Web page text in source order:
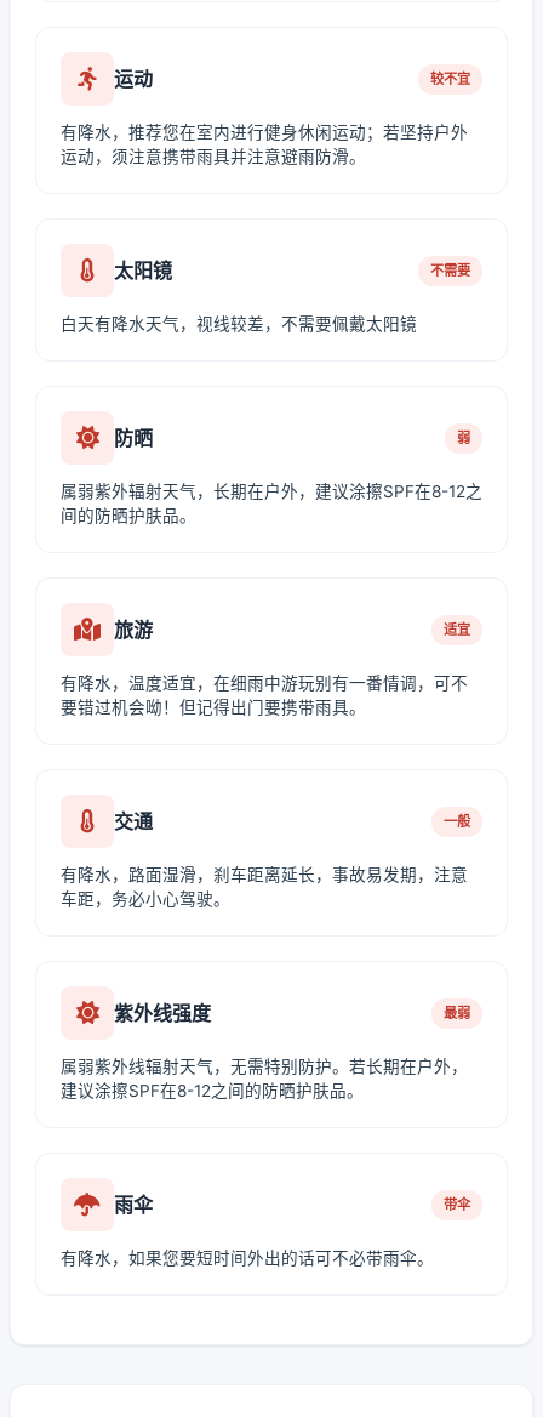
运动 较不宜
有降水，推荐您在室内进行健身休闲运动；若坚持户外
运动，须注意携带雨具并注意避雨防滑。
太阳镜 不需要
白天有降水天气，视线较差，不需要佩戴太阳镜
防晒 弱
属弱紫外辐射天气，长期在户外，建议涂擦SPF在8-12之
间的防晒护肤品。
旅游 适宜
有降水，温度适宜，在细雨中游玩别有一番情调，可不
要错过机会呦！但记得出门要携带雨具。
交通 一般
有降水，路面湿滑，刹车距离延长，事故易发期，注意
车距，务必小心驾驶。
紫外线强度 最弱
属弱紫外线辐射天气，无需特别防护。若长期在户外，
建议涂擦SPF在8-12之间的防晒护肤品。
雨伞 带伞
有降水，如果您要短时间外出的话可不必带雨伞。